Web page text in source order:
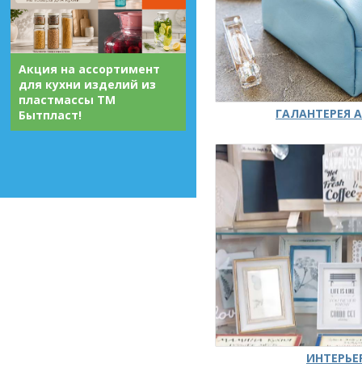
Акция на ассортимент
для кухни изделий из
пластмассы ТМ
Бытпласт!
ГАЛАНТЕРЕЯ